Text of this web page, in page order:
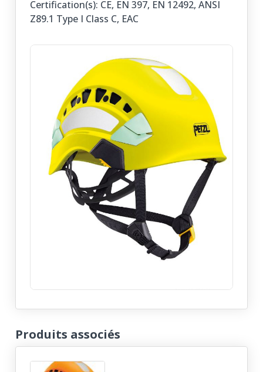
Certification(s): CE, EN 397, EN 12492, ANSI
Z89.1 Type I Class C, EAC
Produits associés